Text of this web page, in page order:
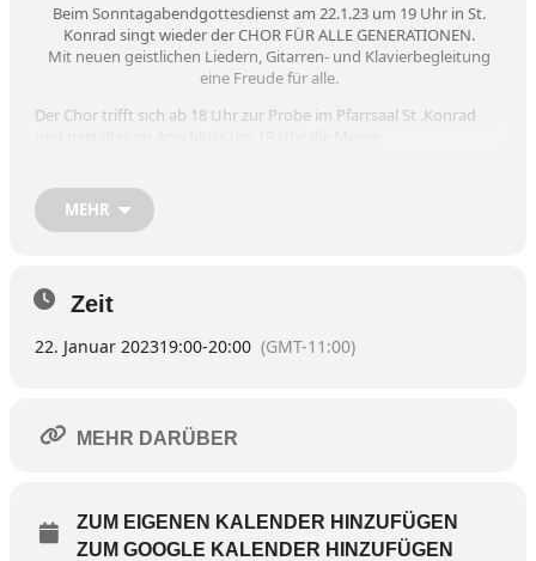
Beim Sonntagabendgottesdienst am 22.1.23 um 19 Uhr in St.
Konrad singt wieder der CHOR FÜR ALLE GENERATIONEN.
Mit neuen geistlichen Liedern, Gitarren- und Klavierbegleitung
eine Freude für alle.
Der Chor trifft sich ab 18 Uhr zur Probe im Pfarrsaal St .Konrad
Kontakt: kirchenmusik-wasserburg-am-inn@gmx.de
MEHR
Zeit
22. Januar 202319:00-20:00 (GMT-11:00)
MEHR DARÜBER
ZUM EIGENEN KALENDER HINZUFÜGEN
ZUM GOOGLE KALENDER HINZUFÜGEN